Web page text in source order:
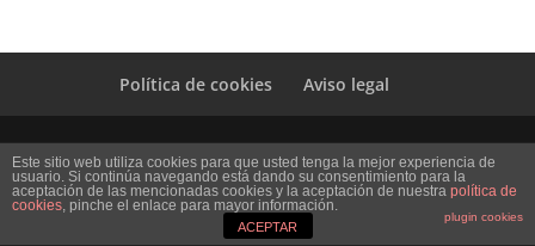
Política de cookies Aviso legal
Diseño Web Mi empresa
Este sitio web utiliza cookies para que usted tenga la mejor experiencia de
usuario. Si continúa navegando está dando su consentimiento para la
aceptación de las mencionadas cookies y la aceptación de nuestra política de
cookies, pinche el enlace para mayor información.
plugin cookies
ACEPTAR